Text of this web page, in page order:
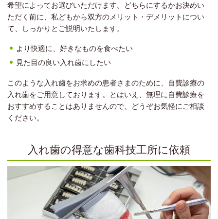
希望によってお選びいただけます。どちらにするかお決めい
ただく前に、私どもから双方のメリット・デメリットについ
て、しっかりとご説明いたします。
より快適に、好きなものを食べたい
見た目の良い入れ歯にしたい
このような入れ歯をお求めの患者さまのために、自費診療の
入れ歯をご用意しております。とはいえ、無理に自費診療を
おすすめすることはありませんので、どうぞお気軽にご相談
ください。
入れ歯の得意な歯科技工所に依頼